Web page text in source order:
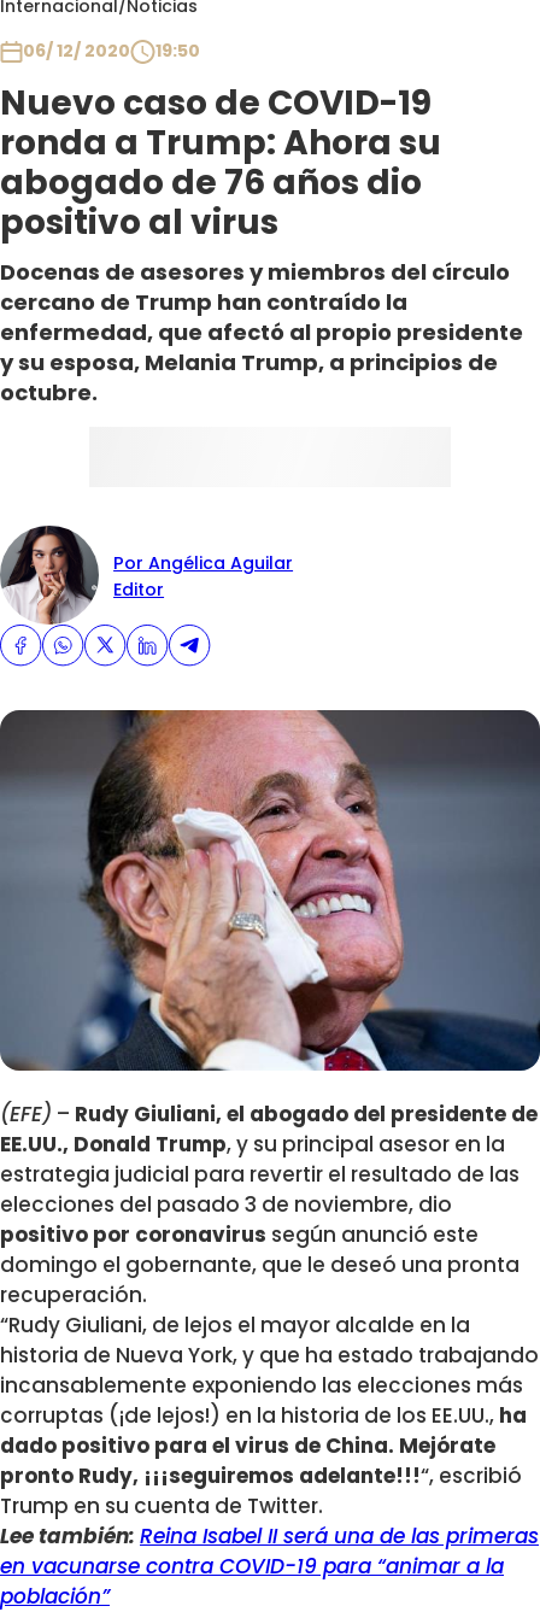
Internacional/Noticias
06/ 12/ 2020
19:50
Nuevo caso de COVID-19
ronda a Trump: Ahora su
abogado de 76 años dio
positivo al virus
Docenas de asesores y miembros del círculo
cercano de Trump han contraído la
enfermedad, que afectó al propio presidente
y su esposa, Melania Trump, a principios de
octubre.
Por Angélica Aguilar
Editor
(EFE) – Rudy Giuliani, el abogado del presidente de
EE.UU., Donald Trump, y su principal asesor en la
estrategia judicial para revertir el resultado de las
elecciones del pasado 3 de noviembre, dio
positivo por coronavirus según anunció este
domingo el gobernante, que le deseó una pronta
recuperación.
“Rudy Giuliani, de lejos el mayor alcalde en la
historia de Nueva York, y que ha estado trabajando
incansablemente exponiendo las elecciones más
corruptas (¡de lejos!) en la historia de los EE.UU., ha
dado positivo para el virus de China. Mejórate
pronto Rudy, ¡¡¡seguiremos adelante!!!“, escribió
Trump en su cuenta de Twitter.
Lee también: Reina Isabel II será una de las primeras
en vacunarse contra COVID-19 para “animar a la
población”
Club De La Comedia
Contigo en Directo
El Tiempo
Sabingo
Todos Los Programas